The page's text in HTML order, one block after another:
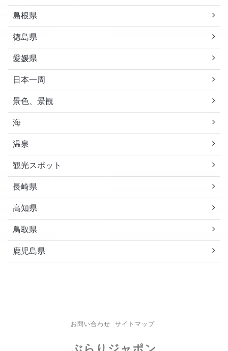
島根県
徳島県
愛媛県
日本一周
景色、景観
海
温泉
観光スポット
長崎県
高知県
鳥取県
鹿児島県
お問い合わせ サイトマップ